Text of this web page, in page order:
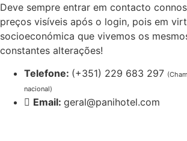
Pular
para
o
conteúdo
Deve sempre entrar em contacto
preços visíveis após o login, pois em
socioeconómica que vivemos os
constantes alterações!
Telefone: (+351) 229 683 297
nacional)
Email: geral@panihotel.com